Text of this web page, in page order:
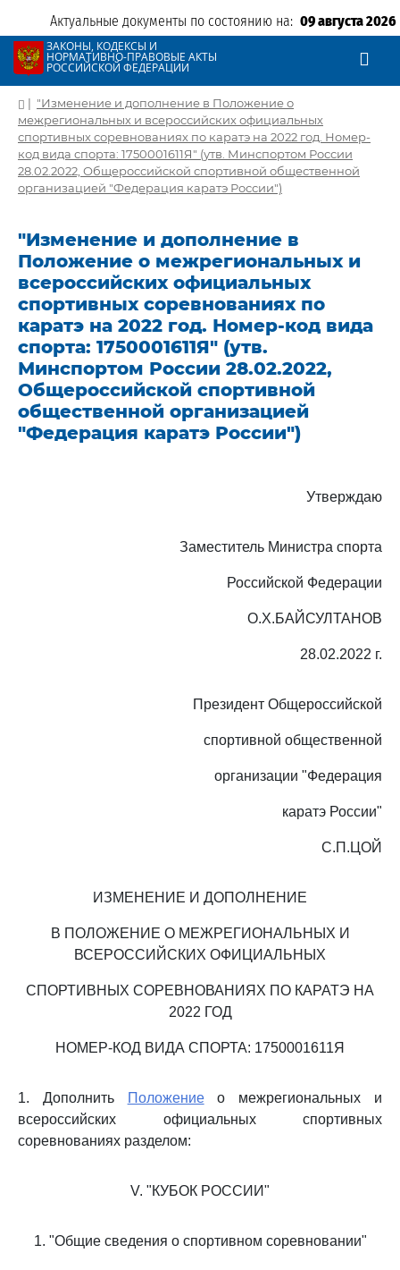
Актуальные документы по состоянию на: 09 августа 2026
ЗАКОНЫ, КОДЕКСЫ И
НОРМАТИВНО-ПРАВОВЫЕ АКТЫ
РОССИЙСКОЙ ФЕДЕРАЦИИ
| "Изменение и дополнение в Положение о
межрегиональных и всероссийских официальных
спортивных соревнованиях по каратэ на 2022 год. Номер-
код вида спорта: 1750001611Я" (утв. Минспортом России
28.02.2022, Общероссийской спортивной общественной
организацией "Федерация каратэ России")
"Изменение и дополнение в
Положение о межрегиональных и
всероссийских официальных
спортивных соревнованиях по
каратэ на 2022 год. Номер-код вида
спорта: 1750001611Я" (утв.
Минспортом России 28.02.2022,
Общероссийской спортивной
общественной организацией
"Федерация каратэ России")
Утверждаю
Заместитель Министра спорта
Российской Федерации
О.Х.БАЙСУЛТАНОВ
28.02.2022 г.
Президент Общероссийской
спортивной общественной
организации "Федерация
каратэ России"
С.П.ЦОЙ
ИЗМЕНЕНИЕ И ДОПОЛНЕНИЕ
В ПОЛОЖЕНИЕ О МЕЖРЕГИОНАЛЬНЫХ И
ВСЕРОССИЙСКИХ ОФИЦИАЛЬНЫХ
СПОРТИВНЫХ СОРЕВНОВАНИЯХ ПО КАРАТЭ НА
2022 ГОД
НОМЕР-КОД ВИДА СПОРТА: 1750001611Я
1. Дополнить Положениео межрегиональных и
всероссийских официальных спортивных
соревнованиях разделом:
V. "КУБОК РОССИИ"
1. "Общие сведения о спортивном соревновании"